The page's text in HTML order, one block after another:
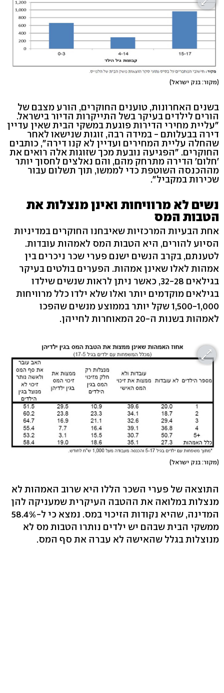
(מקור: בנק ישראל)
בשנים האחרונות, טוענים החוקרים, הורע מצבם של
הורים לילדים בעיקר בשל התייקרות הדיור בישראל.
"עליית מחירי הדירות פוגעת במשקי הבית שאין עדיין
דירה בבעלותם - במידה רבה, זוגות שנישאו לאחר
שהחלה עליית המחירים ועדיין לא קנו דירה", כותבים
החוקרים. "הפגיעה נובעת מכך שזוגות אלה רואים את
'חלום' הדירה מתרחק מהם, והם נאלצים לחסוך יותר
מההכנסה השוטפת כדי לממשו, תוך תשלום עבור
שכירות במקביל".
נשים לא מרוויחות ואינן מנצלות את
הטבות המס
אחת הבעיות המרכזיות שאיבחנו החוקרים במדיניות
הסיוע להורים, היא הטבות המס לאמהות עובדות.
לטענתם, בקרב הנשים ישנם פערי שכר ניכרים בין
אמהות לאלו שאינן אמהות. הפערים בולטים בעיקר
בגילאים 32-28, כאשר ניתן לראות שנשים שילדו
בגילאים מוקדמים יותר ואלו שלא ילדו כלל מרוויחות
1,500-1,000 שקל יותר בממוצע מנשים שהפכו
לאמהות בשנות ה-20 המאוחרות לחייהן.
(מקור: בנק ישראל)
התוצאה של פערי השכר הללו היא שרוב האמהות לא
מנצלות במלואה את ההטבה העיקרית שמעניקה להן
המדינה, שהיא נקודות הזיכוי במס. נמצא כי ל-58.4%
ממשקי הבית שבהם יש ילדים נותרו הטבות מס לא
מנוצלות בגלל שהאישה לא עברה את סף המס.